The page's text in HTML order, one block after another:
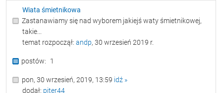
Wiata śmietnikowa
Zastanawiamy się nad wyborem jakiejś waty śmietnikowej,
takie...
temat rozpoczął: andp, 30 wrzesień 2019 r.
1
pon, 30 wrzesień, 2019, 13:59 idź »
dodał: piter44